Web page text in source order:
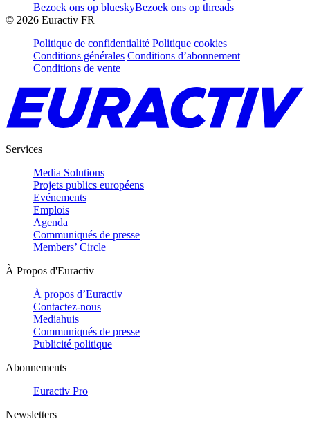
Bezoek ons op blueskyBezoek ons op threads
© 2026 Euractiv FR
Politique de confidentialité Politique cookies
Conditions générales Conditions d’abonnement
Conditions de vente
Services
Media Solutions
Projets publics européens
Evénements
Emplois
Agenda
Communiqués de presse
Members’ Circle
À Propos d'Euractiv
À propos d’Euractiv
Contactez-nous
Mediahuis
Communiqués de presse
Publicité politique
Abonnements
Euractiv Pro
Newsletters